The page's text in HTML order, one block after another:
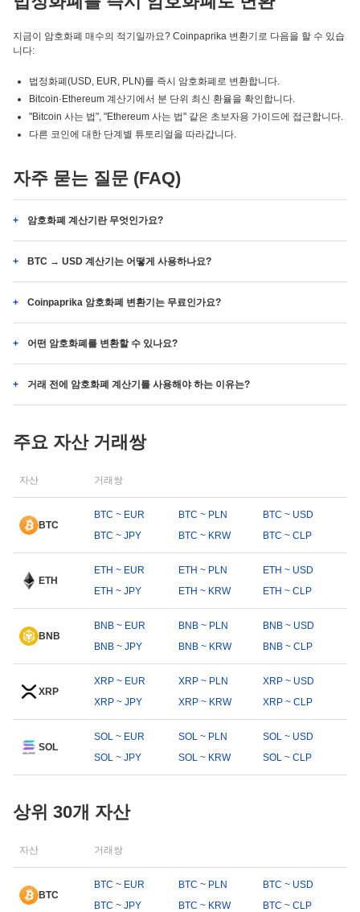
지금이 암호화폐 매수의 적기일까요? Coinpaprika 변환기로 다음을 할 수 있습
니다:
법정화폐(USD, EUR, PLN)를 즉시 암호화폐로 변환합니다.
Bitcoin·Ethereum 계산기에서 분 단위 최신 환율을 확인합니다.
"Bitcoin 사는 법", "Ethereum 사는 법" 같은 초보자용 가이드에 접근합니다.
다른 코인에 대한 단계별 튜토리얼을 따라갑니다.
자주 묻는 질문 (FAQ)
암호화폐 계산기란 무엇인가요?
BTC → USD 계산기는 어떻게 사용하나요?
Coinpaprika 암호화폐 변환기는 무료인가요?
어떤 암호화폐를 변환할 수 있나요?
거래 전에 암호화폐 계산기를 사용해야 하는 이유는?
주요 자산 거래쌍
자산 거래쌍
BTC
BTC ~ EUR BTC ~ PLN
BTC ~ USD
BTC ~ JPY
BTC ~ KRW BTC ~ CLP
ETH
ETH ~ EUR ETH ~ PLN
ETH ~ USD
ETH ~ JPY
ETH ~ KRW ETH ~ CLP
BNB
BNB ~ EUR BNB ~ PLN
BNB ~ USD
BNB ~ JPY
BNB ~ KRW BNB ~ CLP
XRP
XRP ~ EUR XRP ~ PLN
XRP ~ USD
XRP ~ JPY
XRP ~ KRW XRP ~ CLP
SOL
SOL ~ EUR SOL ~ PLN
SOL ~ USD
SOL ~ JPY
SOL ~ KRW SOL ~ CLP
상위 30개 자산
자산 거래쌍
BTC
BTC ~ EUR BTC ~ PLN
BTC ~ USD
BTC ~ JPY
BTC ~ KRW BTC ~ CLP